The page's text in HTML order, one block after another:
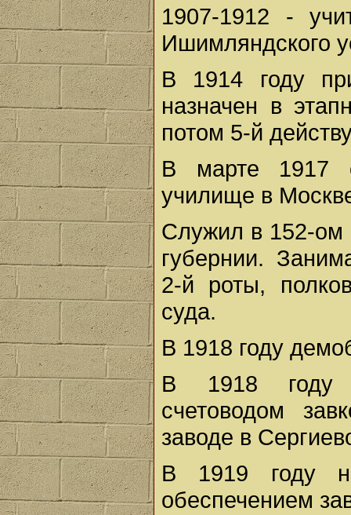
1907-1912 -
Ишимляндского
В 1914 году
назначен в
потом 5-й
В марте 1917
училище в
Служил в 152-ом
губернии.
2-й роты,
суда.
В 1918 году
В 1918 году
счетоводом
заводе в
В 1919 году
обеспечением